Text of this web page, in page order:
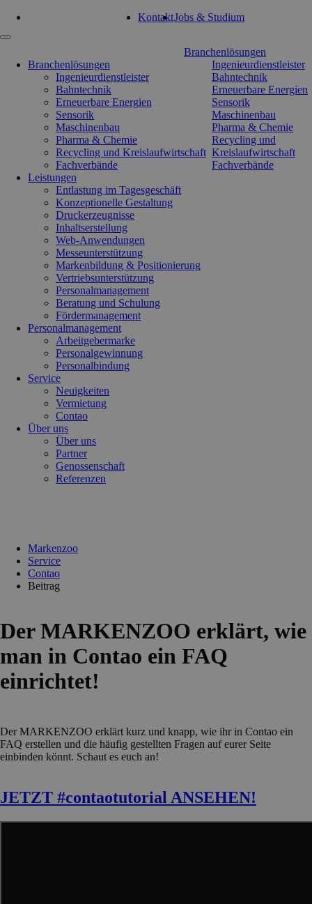
Tel: 0351 47 93 41 92 KontaktJobs & Studium
Navigation
Branchenlösungen
Ingenieurdienstleister
Bahntechnik
Erneuerbare Energien
Sensorik
Maschinenbau
Pharma & Chemie
Recycling und
Kreislaufwirtschaft
Fachverbände
Branchenlösungen
Ingenieurdienstleister
Bahntechnik
Erneuerbare Energien
Sensorik
Maschinenbau
Pharma & Chemie
Recycling und Kreislaufwirtschaft
Fachverbände
Leistungen
Entlastung im Tagesgeschäft
Konzeptionelle Gestaltung
Druckerzeugnisse
Inhaltserstellung
Web-Anwendungen
Messeunterstützung
Markenbildung & Positionierung
Vertriebsunterstützung
Personalmanagement
Beratung und Schulung
Fördermanagement
Personalmanagement
Arbeitgebermarke
Personalgewinnung
Personalbindung
Service
Neuigkeiten
Vermietung
Contao
Über uns
Über uns
Partner
Genossenschaft
Referenzen
Markenzoo
Service
Contao
Beitrag
Der MARKENZOO erklärt, wie
man in Contao ein FAQ
einrichtet!
Der MARKENZOO erklärt kurz und knapp, wie ihr in Contao ein
FAQ erstellen und die häufig gestellten Fragen auf eurer Seite
einbinden könnt. Schaut es euch an!
JETZT #contaotutorial ANSEHEN!